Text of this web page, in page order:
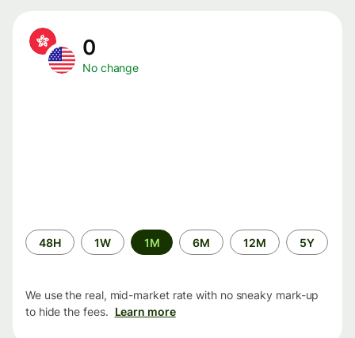
0
No change
Time
period
48H 1W 1M 6M 12M 5Y
We use the real, mid-market rate with no sneaky mark-up
to hide the fees. Learn more